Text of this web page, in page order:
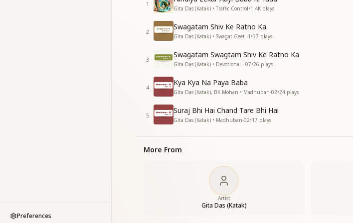
Preferences
तूने दिखाया किनारा
तूने जो पार उतारा
डूबते दिल ने पाके सहारा
कह दिया बाबा आप हमारे
देखू तुम्हे बाबा मन दर्पण में
नयनों में बसे तू सांझ सवेरे
देखू तुम्हे बाबा
1
Gita Das (Katak) • Traffic Control•1.4K plays
2
Swagatam Shiv Ke Ratno Ka
Gita Das (Katak) • Swagat Geet -1 •37 plays
3
Swagatam Swagtam Shiv Ke Ratno Ka
Gita Das (Katak) • Devotional - 07•26 plays
4
Kya Kya Na Paya Baba
Gita Das (Katak), BK Mohan • Madhuban-02•24 plays
5
Suraj Bhi Hai Chand Tare Bhi Hai
Gita Das (Katak) • Madhuban-02•17 plays
More From
Artist
Gita Das (Katak)